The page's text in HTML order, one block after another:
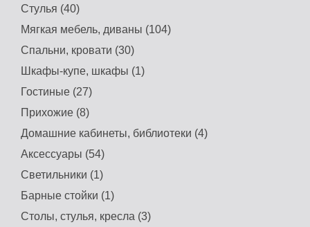
Стулья (40)
Мягкая мебель, диваны (104)
Спальни, кровати (30)
Шкафы-купе, шкафы (1)
Гостиные (27)
Прихожие (8)
Домашние кабинеты, библиотеки (4)
Аксессуары (54)
Светильники (1)
Барные стойки (1)
Столы, стулья, кресла (3)